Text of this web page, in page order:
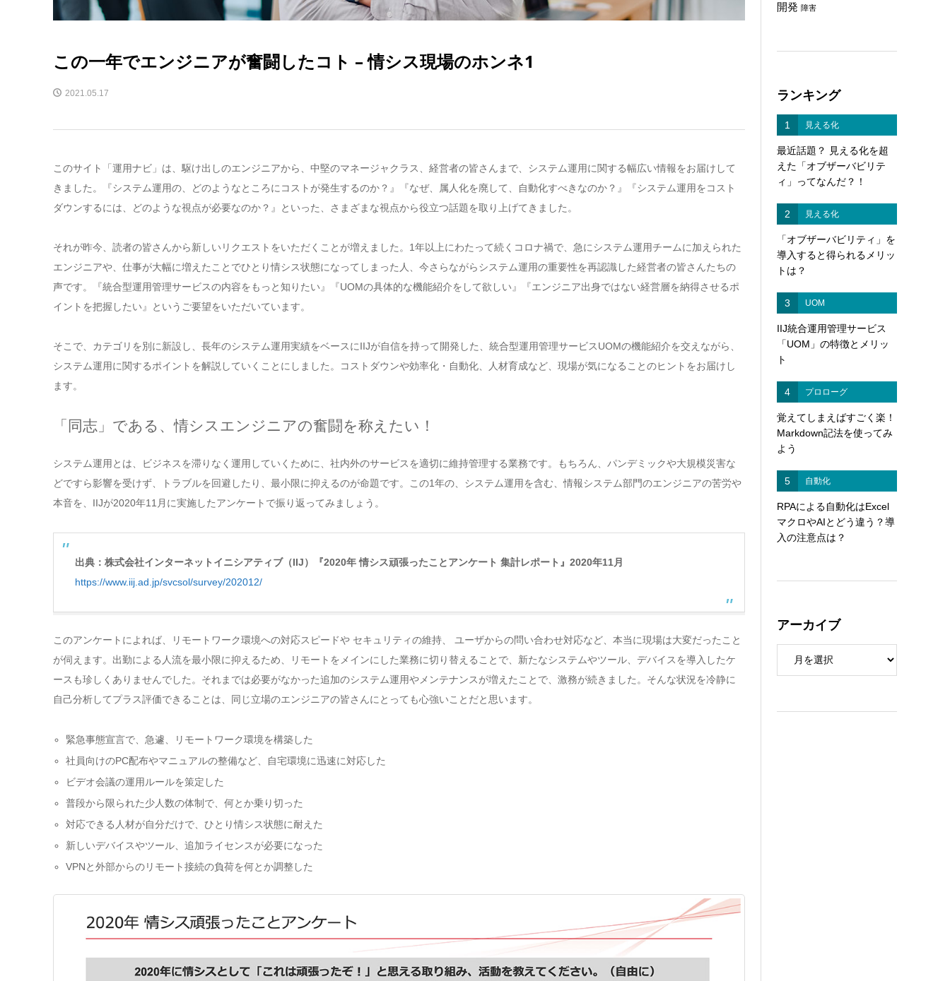
この一年でエンジニアが奮闘したコト – 情シス現場のホンネ1
2021.05.17
このサイト「運用ナビ」は、駆け出しのエンジニアから、中堅のマネージャクラス、経営者の皆さんまで、システム運用に関する幅広い情報をお届けして
きました。『システム運用の、どのようなところにコストが発生するのか？』『なぜ、属人化を廃して、自動化すべきなのか？』『システム運用をコスト
ダウンするには、どのような視点が必要なのか？』といった、さまざまな視点から役立つ話題を取り上げてきました。
それが昨今、読者の皆さんから新しいリクエストをいただくことが増えました。1年以上にわたって続くコロナ禍で、急にシステム運用チームに加えられた
エンジニアや、仕事が大幅に増えたことでひとり情シス状態になってしまった人、今さらながらシステム運用の重要性を再認識した経営者の皆さんたちの
声です。『統合型運用管理サービスの内容をもっと知りたい』『UOMの具体的な機能紹介をして欲しい』『エンジニア出身ではない経営層を納得させるポ
イントを把握したい』というご要望をいただいています。
そこで、カテゴリを別に新設し、長年のシステム運用実績をベースにIIJが自信を持って開発した、統合型運用管理サービスUOMの機能紹介を交えながら、
システム運用に関するポイントを解説していくことにしました。コストダウンや効率化・自動化、人材育成など、現場が気になることのヒントをお届けし
ます。
「同志」である、情シスエンジニアの奮闘を称えたい！
システム運用とは、ビジネスを滞りなく運用していくために、社内外のサービスを適切に維持管理する業務です。もちろん、パンデミックや大規模災害な
どですら影響を受けず、トラブルを回避したり、最小限に抑えるのが命題です。この1年の、システム運用を含む、情報システム部門のエンジニアの苦労や
本音を、IIJが2020年11月に実施したアンケートで振り返ってみましょう。
出典：株式会社インターネットイニシアティブ（IIJ）『2020年 情シス頑張ったことアンケート 集計レポート』2020年11月
https://www.iij.ad.jp/svcsol/survey/202012/
このアンケートによれば、リモートワーク環境への対応スピードや セキュリティの維持、 ユーザからの問い合わせ対応など、本当に現場は大変だったこと
が伺えます。出勤による人流を最小限に抑えるため、リモートをメインにした業務に切り替えることで、新たなシステムやツール、デバイスを導入したケ
ースも珍しくありませんでした。それまでは必要がなかった追加のシステム運用やメンテナンスが増えたことで、激務が続きました。そんな状況を冷静に
自己分析してプラス評価できることは、同じ立場のエンジニアの皆さんにとっても心強いことだと思います。
緊急事態宣言で、急遽、リモートワーク環境を構築した
社員向けのPC配布やマニュアルの整備など、自宅環境に迅速に対応した
ビデオ会議の運用ルールを策定した
普段から限られた少人数の体制で、何とか乗り切った
対応できる人材が自分だけで、ひとり情シス状態に耐えた
新しいデバイスやツール、追加ライセンスが必要になった
VPNと外部からのリモート接続の負荷を何とか調整した
開発 障害
ランキング
1 見える化
最近話題？ 見える化を超
えた「オブザーバビリテ
ィ」ってなんだ？！
2 見える化
「オブザーバビリティ」を
導入すると得られるメリッ
トは？
3 UOM
IIJ統合運用管理サービス
「UOM」の特徴とメリッ
ト
4 プロローグ
覚えてしまえばすごく楽！
Markdown記法を使ってみ
よう
5 自動化
RPAによる自動化はExcel
マクロやAIとどう違う？導
入の注意点は？
アーカイブ